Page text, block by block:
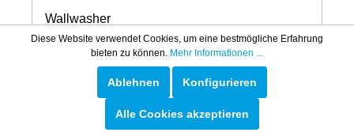
Wallwasher
Diese Website verwendet Cookies, um eine bestmögliche Erfahrung
bieten zu können. Mehr Informationen ...
Ablehnen Konfigurieren
Alle Cookies akzeptieren